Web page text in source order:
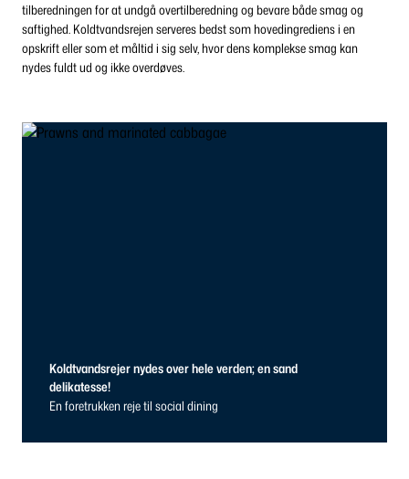
tilberedningen for at undgå overtilberedning og bevare både smag og
saftighed. Koldtvandsrejen serveres bedst som hovedingrediens i en
opskrift eller som et måltid i sig selv, hvor dens komplekse smag kan
nydes fuldt ud og ikke overdøves.
Koldtvandsrejer nydes over hele verden; en sand
delikatesse!
En foretrukken reje til social dining